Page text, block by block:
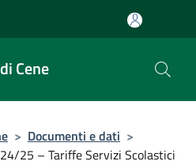
Cene
> Documenti e dati >
25 – Tariffe Servizi Scolastici